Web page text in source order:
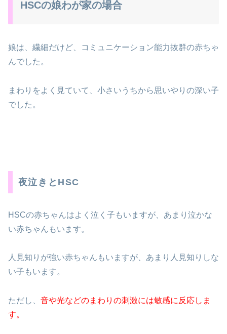
HSCの娘わが家の場合
娘は、繊細だけど、コミュニケーション能力抜群の赤ちゃ
んでした。
まわりをよく見ていて、小さいうちから思いやりの深い子
でした。
夜泣きとHSC
HSCの赤ちゃんはよく泣く子もいますが、あまり泣かな
い赤ちゃんもいます。
人見知りが強い赤ちゃんもいますが、あまり人見知りしな
い子もいます。
ただし、 音や光などのまわりの刺激には敏感に反応しま
す。